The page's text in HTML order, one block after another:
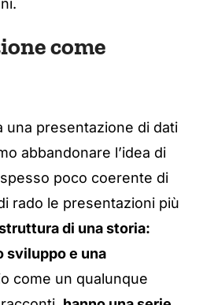
come
una presentazione di dati
abbandonare l’idea di
poco coerente di
rado le presentazioni più
di una storia:
sviluppo e una
come un qualunque